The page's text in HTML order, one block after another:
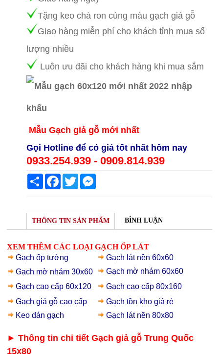
Tặng keo chà ron cùng màu gạch giả gỗ
Giao hàng miễn phí cho khách tỉnh mua số
lượng nhiều
Luôn ưu đãi cho khách hàng khi mua sắm
Mẫu Gạch giả gỗ mới nhất
Gọi Hotline để có giá tốt nhất hôm nay
0933.254.939 - 0909.814.939
Share Facebook
Twitter
THÔNG TIN SẢN PHẨM BÌNH LUẬN
XEM THÊM CÁC LOẠI GẠCH ỐP LÁT
Gạch ốp tường
Gạch lát nền 60x60
Gạch mờ nhám 30x60
Gạch mờ nhám 60x60
Gạch cao cấp 60x120
Gạch cao cấp 80x160
Gạch giả gỗ cao cấp Gạch tồn kho giá rẻ
Keo dán gạch
Gạch lát nền 80x80
► Thông tin chi tiết Gạch giả gỗ Trung Quốc
15x80